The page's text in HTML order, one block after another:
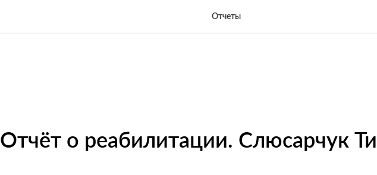
Отчеты
Отчёт о реабилитации. Слюсарчук